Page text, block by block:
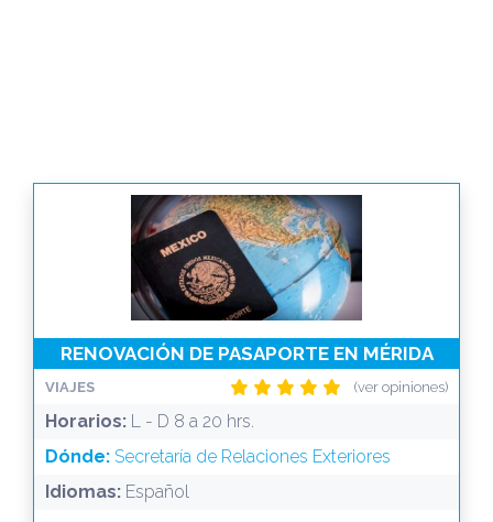
RENOVACIÓN DE PASAPORTE EN MÉRIDA
VIAJES (ver opiniones)
Horarios: L - D 8 a 20 hrs.
Dónde: Secretaría de Relaciones Exteriores
Idiomas: Español